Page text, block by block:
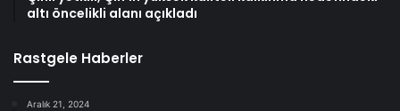
altı öncelikli alanı açıkladı
Rastgele Haberler
Aralık 21, 2024